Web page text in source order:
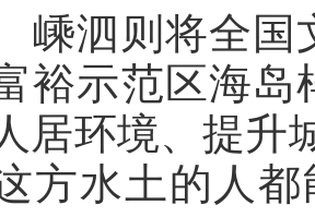
泗则将全国文
裕示范区海
居环境、提升
方水土的人